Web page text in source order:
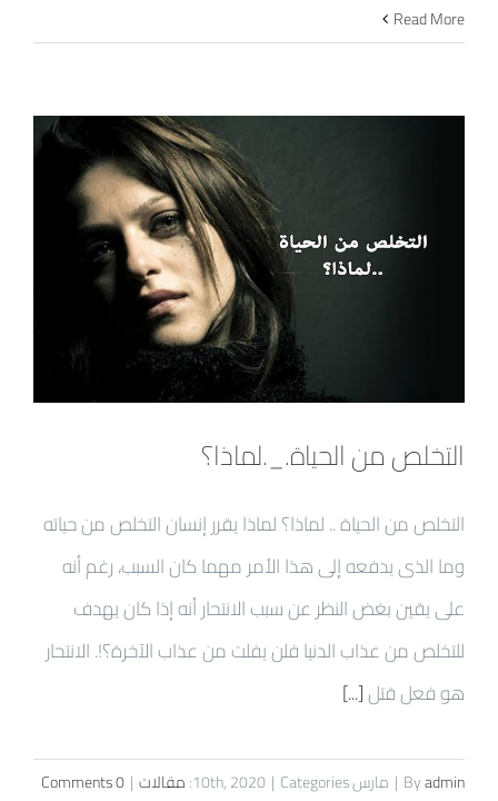
Read More
التخلص من الحياة._.لماذا؟
التخلص من الحياة .. لماذا؟ لماذا يقرر إنسان التخلص من حياته
وما الذى يدفعه إلى هذا الأمر مهما كان السبب، رغم أنه
على يقين بغض النظر عن سبب الانتحار أنه إذا كان يهدف
للتخلص من عذاب الدنيا فلن يفلت من عذاب الآخرة؟!. الانتحار
هو فعل قتل[...]
Byadmin
| مارس 10th, 2020 | Categories: مقالات |
0 Comments